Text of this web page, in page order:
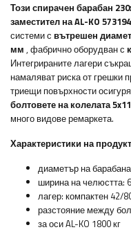
Този спирачен барабан
заместител на AL-KO
системи с вътрешен
мм , фабрично оборудван с
Интегрираните лагери
намаляват риска от грешки
триещи повърхности
болтовете на колелата
много видове ремаркета.
Характеристики на
диаметър на
ширина на челюстта:
лагер: компактен 42/
разстояние между
за оси AL-KO 1800 кг